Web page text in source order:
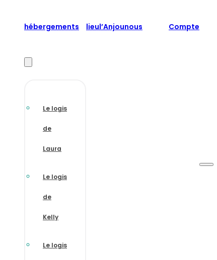
hébergements
Le logis
de
Laura
Le logis
de
Kelly
Le logis
lieul’Anjounous Compte